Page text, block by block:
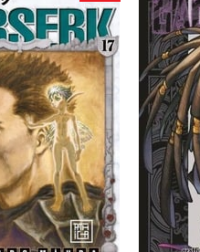
İndirim
%50İndirim